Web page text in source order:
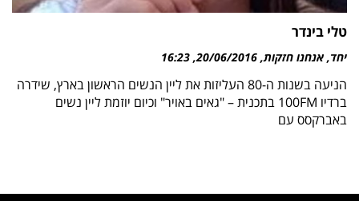
טלי בינדר
יחד, אנחנו חזקות 20/06/2016
16:23
הניעה בשנות ה-80 העליזות את ליין הנשים הראשון בארץ, שידרה
ברדיו 100FM בתכנית – "גאים באויר" וכיום יוזמת ליין נשים
באברקסס עם